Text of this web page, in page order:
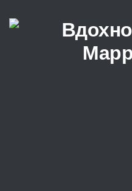
Перейти к содержимому